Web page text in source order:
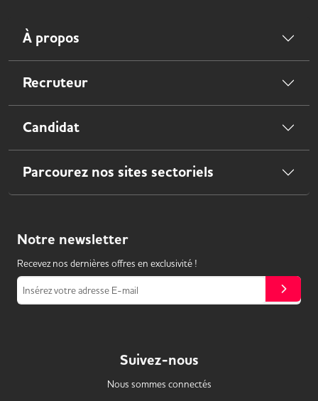
À propos
Recruteur
Candidat
Parcourez nos sites sectoriels
Notre newsletter
Recevez nos dernières offres en exclusivité !
Insérez votre adresse E-mail
Suivez-nous
Nous sommes connectés